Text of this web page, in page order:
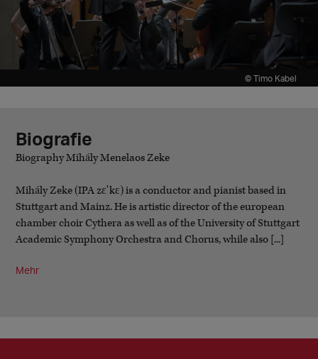
© Timo Kabel
Biografie
Biography Mihály Menelaos Zeke
Mihály Zeke (IPA zɛ'kɛ) is a conductor and pianist based in
Stuttgart and Mainz. He is artistic director of the european
chamber choir Cythera as well as of the University of Stuttgart
Academic Symphony Orchestra and Chorus, while also [...]
Mehr